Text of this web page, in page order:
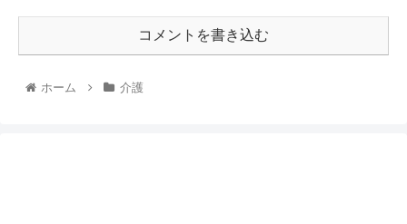
コメントを書き込む
ホーム 介護